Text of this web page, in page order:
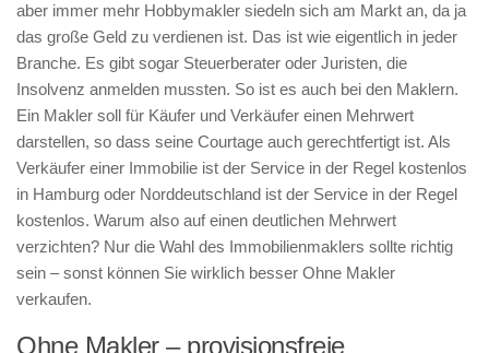
aber immer mehr Hobbymakler siedeln sich am Markt an, da ja
das große Geld zu verdienen ist. Das ist wie eigentlich in jeder
Branche. Es gibt sogar Steuerberater oder Juristen, die
Insolvenz anmelden mussten. So ist es auch bei den Maklern.
Ein Makler soll für Käufer und Verkäufer einen Mehrwert
darstellen, so dass seine Courtage auch gerechtfertigt ist. Als
Verkäufer einer Immobilie ist der Service in der Regel kostenlos
in Hamburg oder Norddeutschland ist der Service in der Regel
kostenlos. Warum also auf einen deutlichen Mehrwert
verzichten? Nur die Wahl des Immobilienmaklers sollte richtig
sein – sonst können Sie wirklich besser Ohne Makler
verkaufen.
Ohne Makler – provisionsfreie